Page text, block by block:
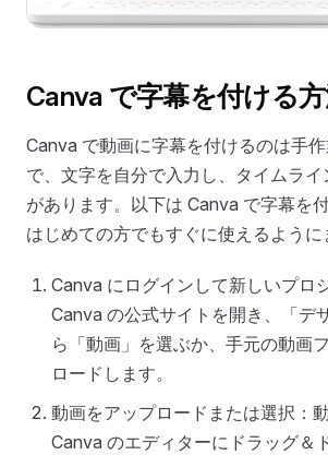
Canva で字幕を付ける
Canva で動画に字幕を付けるのは手
で、文字を自分で入力し、タイムラ
があります。以下は Canva で字幕を
はじめての方でもすぐに使えるように
Canva にログインして新しいプロ
Canva の公式サイトを開き、「デ
ら「動画」を選ぶか、手元の動画
ロードします。
動画をアップロードまたは選択：
Canva のエディターにドラッグ＆